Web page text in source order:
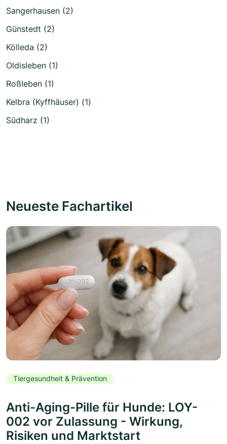
Sangerhausen (2)
Günstedt (2)
Kölleda (2)
Oldisleben (1)
Roßleben (1)
Kelbra (Kyffhäuser) (1)
Südharz (1)
Neueste Fachartikel
Tiergesundheit & Prävention
Anti-Aging-Pille für Hunde: LOY-
002 vor Zulassung - Wirkung,
Risiken und Marktstart